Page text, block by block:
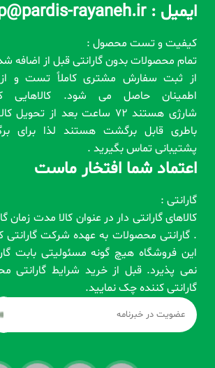
ایمیل : shop@pardis-rayaneh.ir
کیفیت و تست محصول :
تمام محصولات بدون گارانتی قبل از اضافه
از ثبت سفارش مشتری کاملاً تست و
اطمینان حاصل می شود. کالاهایی
شارژی هستند 72 ساعت بعد از
باطری قابل برگشت هستند لذا برای
پشتیبانی تماس بگیرید .
اعتماد شما افتخار ماست
گارانتی :
کالاهای گارانتی دار در عنوان کالا مدت زمان
. گارانتی محصولات به عهده شرکت گارانتی
این فروشگاه هیچ گونه مسئولیتی بابت
نمی پذیرد. قبل از خرید شرایط گارانتی
گارانتی کننده چک نمایید.